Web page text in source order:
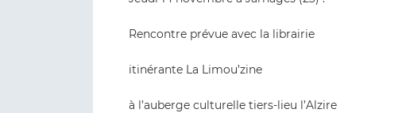
Rencontre prévue avec la librairie
itinérante La Limou’zine
à l’auberge culturelle tiers-lieu l’Alzire